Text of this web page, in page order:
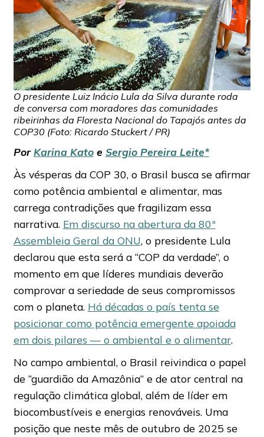
O presidente Luiz Inácio Lula da Silva durante roda
de conversa com moradores das comunidades
ribeirinhas da Floresta Nacional do Tapajós antes da
COP30 (Foto: Ricardo Stuckert / PR)
Por Karina Katoe Sergio Pereira Leite*
Às vésperas da COP 30, o Brasil busca se afirmar
como potência ambiental e alimentar, mas
carrega contradições que fragilizam essa
narrativa. Em discurso na abertura da 80ª
Assembleia Geral da ONU, o presidente Lula
declarou que esta será a “COP da verdade”, o
momento em que líderes mundiais deverão
comprovar a seriedade de seus compromissos
com o planeta. Há décadas o país tenta se
posicionar como potência emergente apoiada
em dois pilares — o ambiental e o alimentar.
No campo ambiental, o Brasil reivindica o papel
de “guardião da Amazônia” e de ator central na
regulação climática global, além de líder em
biocombustíveis e energias renováveis. Uma
posição que neste mês de outubro de 2025 se